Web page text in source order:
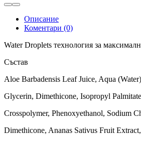
Описание
Коментари (0)
Water Droplets технология за
Състав
Aloe Barbadensis Leaf Juice, Aqua
Glycerin, Dimethicone, Isopropyl
Crosspolymer, Phenoxyethanol, Sodium
Dimethicone, Ananas Sativus Fruit